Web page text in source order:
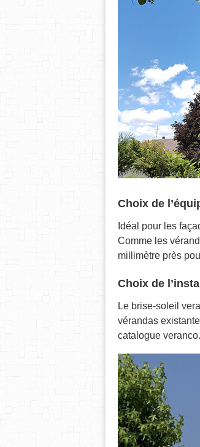
Choix de
Idéal pour les
Comme les
millimètre près
Choix de
Le brise-soleil
vérandas
catalogue veranco.